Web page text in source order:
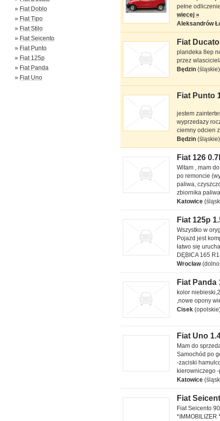
» Fiat Doblo
» Fiat Tipo
» Fiat Stilo
» Fiat Seicento
» Fiat Punto
» Fiat 125p
» Fiat Panda
» Fiat Uno
pełne
wiecej »
Aleksandrów
Fiat
plandeka 8ep
przez
Będzin (śląskie)
Fiat Punto
jestem
wyprzedazy
ciemny odcien
Będzin (śląskie)
Fiat 126 0.7l
Witam , mam
po remoncie
paliwa,
zbiornika
Katowice
Fiat 125p
Wszystko w
Pojazd jest
łatwo się
DĘBICA 165
Wrocław
Fiat Panda
kolor
,nowe opony
Cisek
Fiat Uno
Mam do
Samochód po
-zaciski
kierowniczego
Katowice
Fiat
Fiat Seicento
*IMMOBILIZER